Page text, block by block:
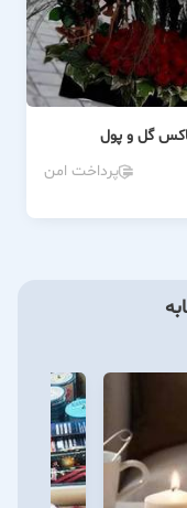
گل و پول
پرداخت امن